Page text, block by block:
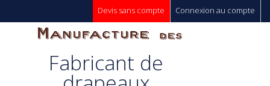
Connexion au compte
Devis sans compte
Manufacture
Fabricant de